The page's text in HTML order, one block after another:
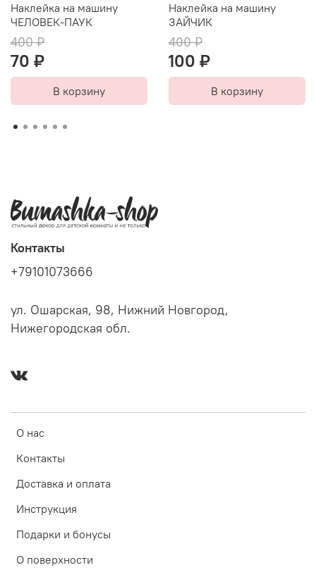
Наклейка на машину
ЧЕЛОВЕК-ПАУК
400 ₽
70 ₽
В корзину
Наклейка на машину
ЗАЙЧИК
400 ₽
100 ₽
В корзину
О нас
Контакты
Доставка и оплата
Инструкция
Подарки и бонусы
О поверхности
Контакты
+79101073666
ул. Ошарская, 98, Нижний Новгород,
Нижегородская обл.